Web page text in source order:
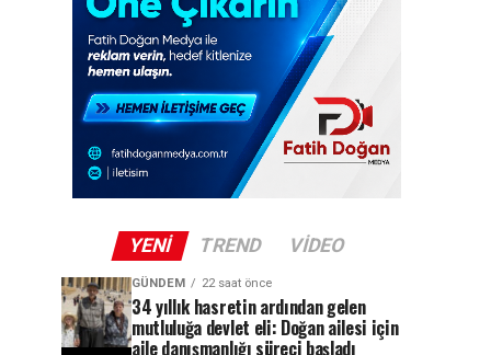
YENI TREND VIDEO
GÜNDEM 22 saat önce
34 yıllık hasretin ardından gelen
mutluluğa devlet eli: Doğan ailesi için
aile danışmanlığı süreci başladı